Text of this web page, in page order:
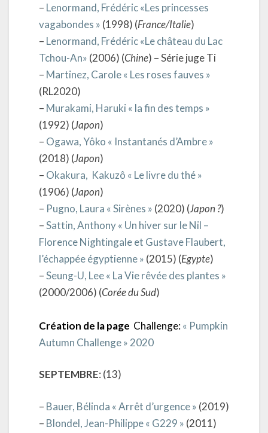
– Lenormand, Frédéric «Les princesses
vagabondes » (1998) (France/Italie)
– Lenormand, Frédéric «Le château du Lac
Tchou-An» (2006) (Chine) – Série juge Ti
– Martinez, Carole « Les roses fauves »
(RL2020)
– Murakami, Haruki « la fin des temps »
(1992) (Japon)
– Ogawa, Yôko « Instantanés d’Ambre »
(2018) (Japon)
– Okakura, Kakuzô « Le livre du thé »
(1906) (Japon)
– Pugno, Laura « Sirènes » (2020) (Japon ?)
–Sattin, Anthony « Un hiver sur le Nil –
Florence Nightingale et Gustave Flaubert,
l’échappée égyptienne » (2015) (Egypte)
–Seung-U, Lee « La Vie rêvée des plantes »
(2000/2006) (Corée du Sud)
Création de la page Challenge:« Pumpkin
Autumn Challenge » 2020
SEPTEMBRE: (13)
– Bauer, Bélinda « Arrêt d’urgence » (2019)
– Blondel, Jean-Philippe « G229 » (2011)